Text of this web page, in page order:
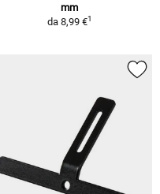
mm
da 8,99 €1